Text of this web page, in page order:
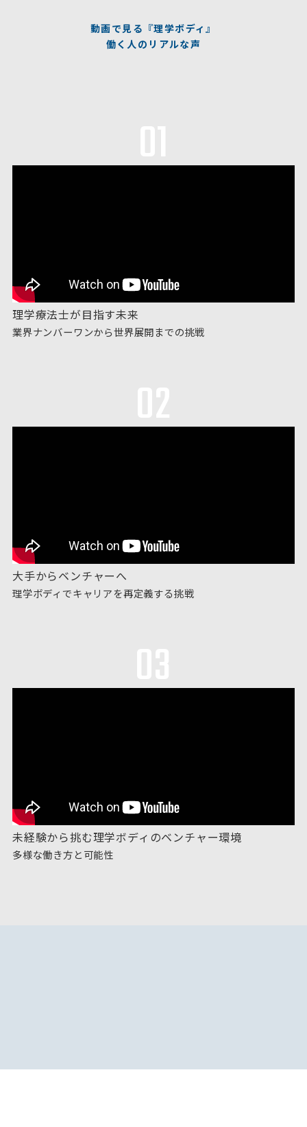
動画で見る『理学ボディ』
働く人のリアルな声
理学療法士が目指す未来
業界ナンバーワンから世界展開までの挑戦
大手からベンチャーへ
理学ボディでキャリアを再定義する挑戦
未経験から挑む理学ボディのベンチャー環境
多様な働き方と可能性